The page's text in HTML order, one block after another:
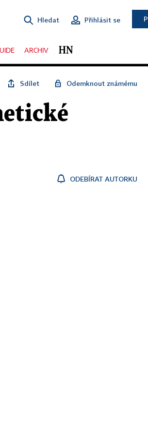
Hledat Přihlásit se
ARCHIV
Sdílet Odemknout známému
ODEBÍRAT AUTORKU